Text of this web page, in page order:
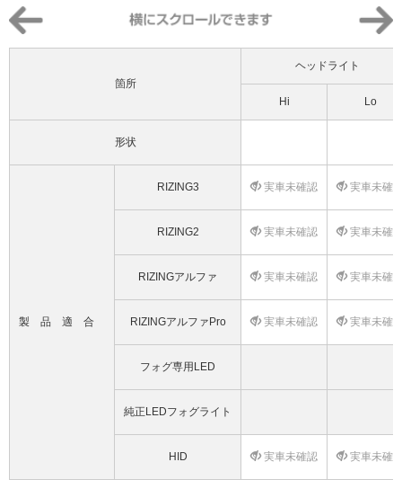
箇所
ヘッドライト
Hi Lo
形状
製品適合
RIZING3 実車未確認 実車未確
RIZING2 実車未確認 実車未確
RIZINGアルファ 実車未確認 実車未確
RIZINGアルファPro 実車未確認 実車未確
フォグ専用LED
純正LEDフォグライト
HID 実車未確認 実車未確